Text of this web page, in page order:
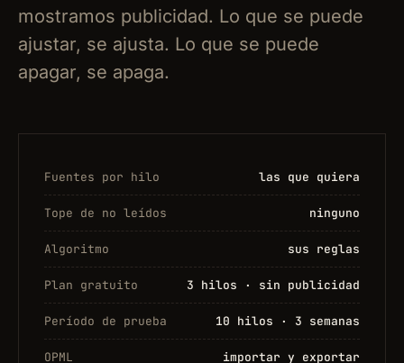
mostramos publicidad. Lo que se puede
ajustar, se ajusta. Lo que se puede
apagar, se apaga.
Fuentes por hilo las que quiera
Tope de no leídos ninguno
Algoritmo sus reglas
Plan gratuito 3 hilos · sin publicidad
Período de prueba 10 hilos · 3 semanas
OPML importar y exportar